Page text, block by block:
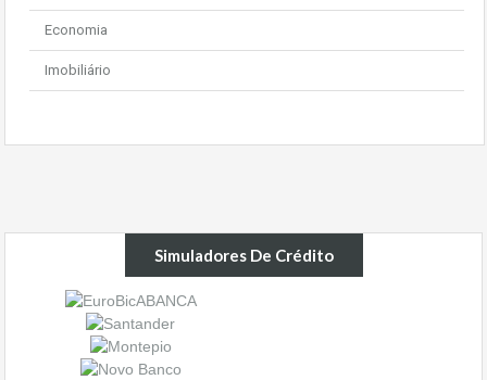
Economia
Imobiliário
Simuladores De Crédito